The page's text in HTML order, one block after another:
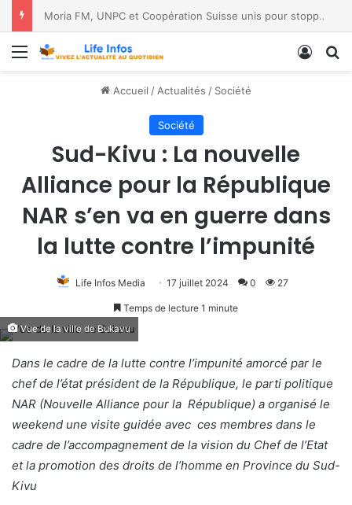
Moria FM, UNPC et Coopération Suisse unis pour stopper Ebola à Bukavu
Menu
Accueil / Actualités / Société
Société
Sud-Kivu : La nouvelle
Alliance pour la République
NAR s’en va en guerre dans
la lutte contre l’impunité
Life Infos Media 17 juillet 2024 0 27
Temps de lecture 1 minute
Vue de la ville de Bukavu
Dans le cadre de la lutte contre l’impunité amorcé par le
chef de l’état président de la République, le parti politique
NAR (Nouvelle Alliance pour la République) a organisé le
weekend une visite guidée avec ces membres dans le
cadre de l’accompagnement de la vision du Chef de l’Etat
et la promotion des droits de l’homme en Province du Sud-
Kivu